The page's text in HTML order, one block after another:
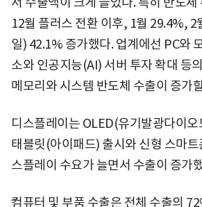
12월 플러스 전환 이후, 1월 29.4%,
일) 42.1% 증가했다. 업계에선 PC와
소와 인공지능(AI) 서버 투자 확대 등
메모리와 시스템 반도체 수출이 증가
디스플레이는 OLED(유기발광다이오
태블릿(아이패드) 출시와 신형 스마트
스플레이 수요가 늘면서 수출이 증가
컴퓨터 및 부품 수출은 전체 수출의